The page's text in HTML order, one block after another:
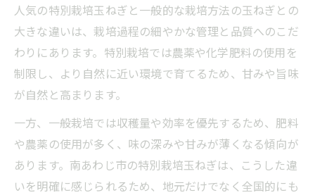
人気の特別栽培玉ねぎと一般的な栽培方法の玉ねぎとの
大きな違いは、栽培過程の細やかな管理と品質へのこだ
わりにあります。特別栽培では農薬や化学肥料の使用を
制限し、より自然に近い環境で育てるため、甘みや旨味
が自然と高まります。
一方、一般栽培では収穫量や効率を優先するため、肥料
や農薬の使用が多く、味の深みや甘みが薄くなる傾向が
あります。南あわじ市の特別栽培玉ねぎは、こうした違
いを明確に感じられるため、地元だけでなく全国的にも